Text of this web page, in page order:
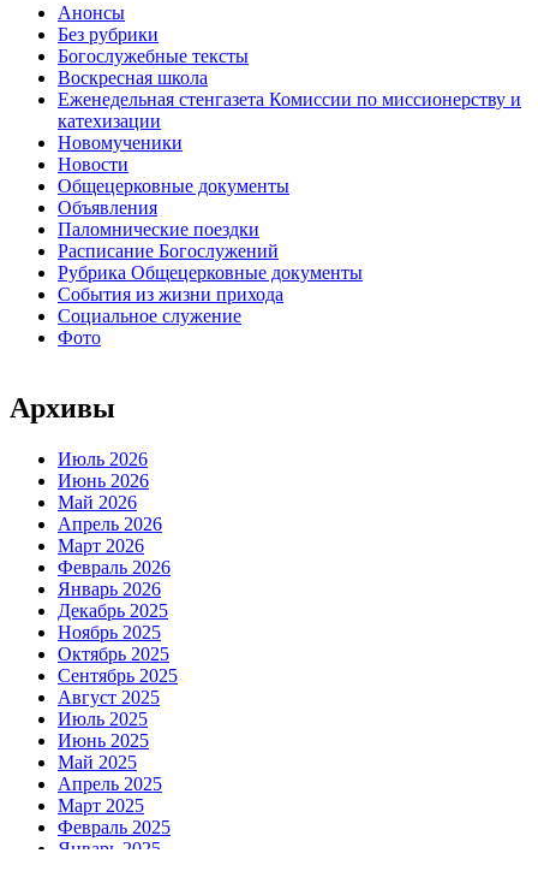
Анонсы
Без рубрики
Богослужебные тексты
Воскресная школа
Еженедельная стенгазета Комиссии по миссионерству и
катехизации
Новомученики
Новости
Общецерковные документы
Объявления
Паломнические поездки
Расписание Богослужений
Рубрика Общецерковные документы
События из жизни прихода
Социальное служение
Фото
Архивы
Июль 2026
Июнь 2026
Май 2026
Апрель 2026
Март 2026
Февраль 2026
Январь 2026
Декабрь 2025
Ноябрь 2025
Октябрь 2025
Сентябрь 2025
Август 2025
Июль 2025
Июнь 2025
Май 2025
Апрель 2025
Март 2025
Февраль 2025
Январь 2025